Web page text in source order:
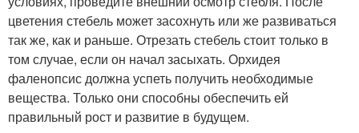
цветения стебель может засохнуть или же развиваться
так же, как и раньше. Отрезать стебель стоит только в
том случае, если он начал засыхать. Орхидея
фаленопсис должна успеть получить необходимые
вещества. Только они способны обеспечить ей
правильный рост и развитие в будущем.